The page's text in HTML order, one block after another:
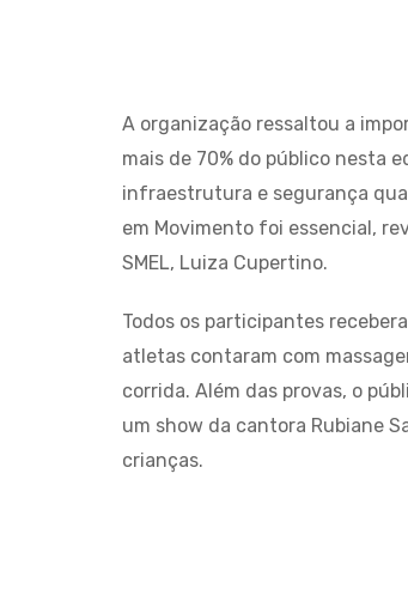
A organização ressaltou a
mais de 70% do público nesta
infraestrutura e segurança
em Movimento foi essencial,
SMEL, Luiza Cupertino.
Todos os participantes
atletas contaram com
corrida. Além das provas, o
um show da cantora Rubiane
crianças.